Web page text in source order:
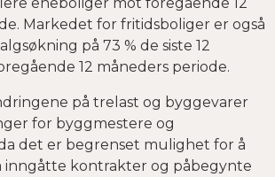
Markedet for fritidsboliger er også
på 73 % de siste 12
12 måneders periode.
på trelast og byggevarer
for byggmestere og
det er begrenset mulighet for å
inngåtte kontrakter og påbegynte